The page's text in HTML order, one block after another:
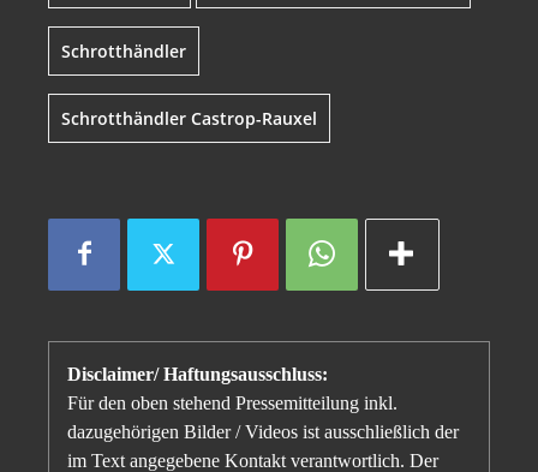
Schrotthändler
Schrotthändler Castrop-Rauxel
Disclaimer/ Haftungsausschluss:
Für den oben stehend Pressemitteilung inkl.
dazugehörigen Bilder / Videos ist ausschließlich der
im Text angegebene Kontakt verantwortlich. Der